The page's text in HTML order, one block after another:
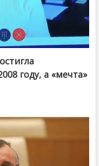
году, а «мечта»